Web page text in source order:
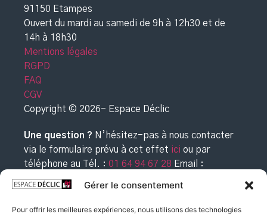
Gérer le consentement
Pour offrir les meilleures expériences, nous utilisons des technologies
91150 Etampes
Ouvert du mardi au samedi de 9h à 12h30 et de
14h à 18h30
Mentions légales
RGPD
FAQ
CGV
Copyright © 2026- Espace Déclic
Une question ? N’hésitez-pas à nous contacter
via le formulaire prévu à cet effet ici ou par
téléphone au Tél. : 01 64 94 67 28 Email :
commande@espacedeclic.com